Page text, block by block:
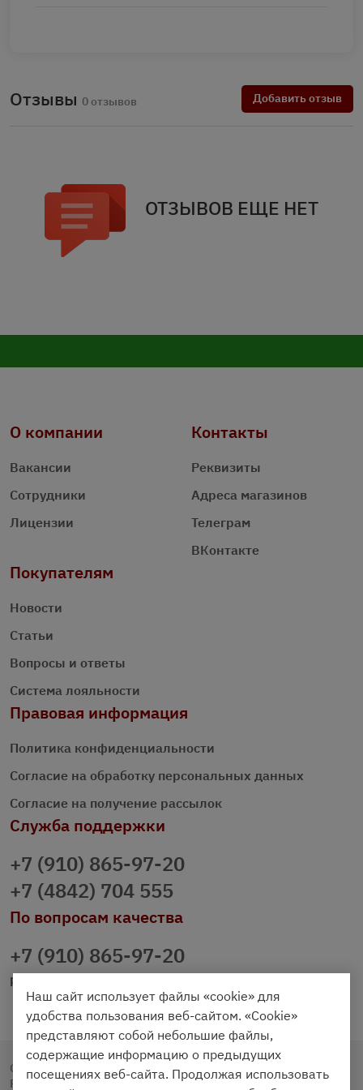
Отзывы 0 отзывов Добавить отзыв
ОТЗЫВОВ ЕЩЕ НЕТ
О компании
Вакансии
Сотрудники
Лицензии
Контакты
Реквизиты
Адреса магазинов
Телеграм
ВКонтакте
Покупателям
Новости
Статьи
Вопросы и ответы
Система лояльности
Правовая информация
Политика конфиденциальности
Согласие на обработку персональных данных
Согласие на получение рассылок
Служба поддержки
+7 (910) 865-97-20
+7 (4842) 704 555
По вопросам качества
+7 (910) 865-97-20
prazdnichniy40@palmi.ru
Copyright © 2020 - 2026. Праздничный Стол.
Разработка и продвижение - Vegas Studio
Наш сайт использует файлы «cookie» для
удобства пользования веб-сайтом. «Cookie»
представляют собой небольшие файлы,
содержащие информацию о предыдущих
посещениях веб-сайта. Продолжая использовать